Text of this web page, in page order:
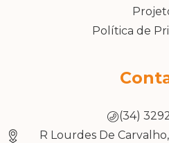
Política de
(34)
R Lourdes De